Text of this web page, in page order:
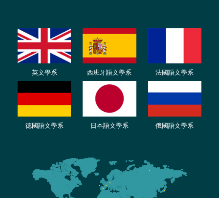
英文學系 西班牙語文學系 法國語文學系
德國語文學系 日本語文學系 俄國語文學系